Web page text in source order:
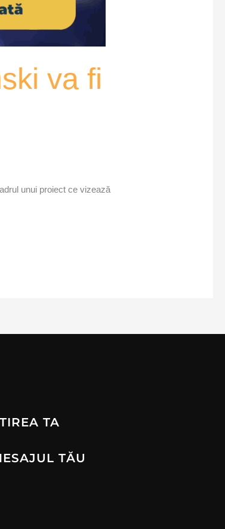
va fi
unui proiect ce vizează
TA
TĂU